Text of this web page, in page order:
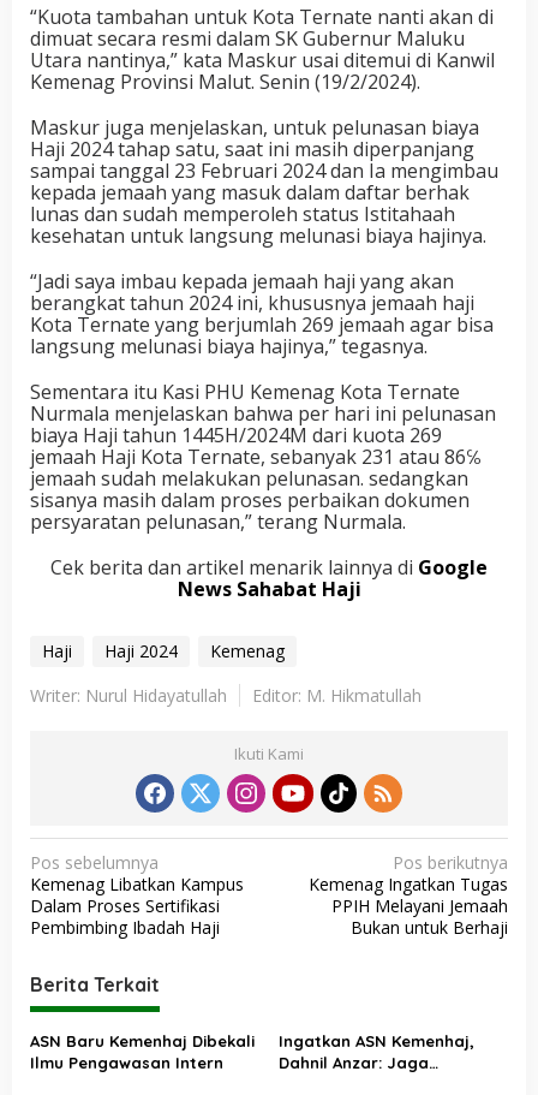
“Kuota tambahan untuk Kota Ternate nanti akan di
dimuat secara resmi dalam SK Gubernur Maluku
Utara nantinya,” kata Maskur usai ditemui di Kanwil
Kemenag Provinsi Malut. Senin (19/2/2024).
Maskur juga menjelaskan, untuk pelunasan biaya
Haji 2024 tahap satu, saat ini masih diperpanjang
sampai tanggal 23 Februari 2024 dan Ia mengimbau
kepada jemaah yang masuk dalam daftar berhak
lunas dan sudah memperoleh status Istitahaah
kesehatan untuk langsung melunasi biaya hajinya.
“Jadi saya imbau kepada jemaah haji yang akan
berangkat tahun 2024 ini, khususnya jemaah haji
Kota Ternate yang berjumlah 269 jemaah agar bisa
langsung melunasi biaya hajinya,” tegasnya.
Sementara itu Kasi PHU Kemenag Kota Ternate
Nurmala menjelaskan bahwa per hari ini pelunasan
biaya Haji tahun 1445H/2024M dari kuota 269
jemaah Haji Kota Ternate, sebanyak 231 atau 86℅
jemaah sudah melakukan pelunasan. sedangkan
sisanya masih dalam proses perbaikan dokumen
persyaratan pelunasan,” terang Nurmala.
Cek berita dan artikel menarik lainnya di Google
News Sahabat Haji
Haji Haji 2024
Kemenag
Writer: Nurul Hidayatullah
Editor: M. Hikmatullah
Ikuti Kami
N
a
v
g
a
s
Pos sebelumnya
Kemenag Libatkan Kampus
Dalam Proses Sertifikasi
Pembimbing Ibadah Haji
Pos berikutnya
Kemenag Ingatkan Tugas
PPIH Melayani Jemaah
Bukan untuk Berhaji
Berita Terkait
ASN Baru Kemenhaj Dibekali
Ilmu Pengawasan Intern
Ingatkan ASN Kemenhaj,
Dahnil Anzar: Jaga